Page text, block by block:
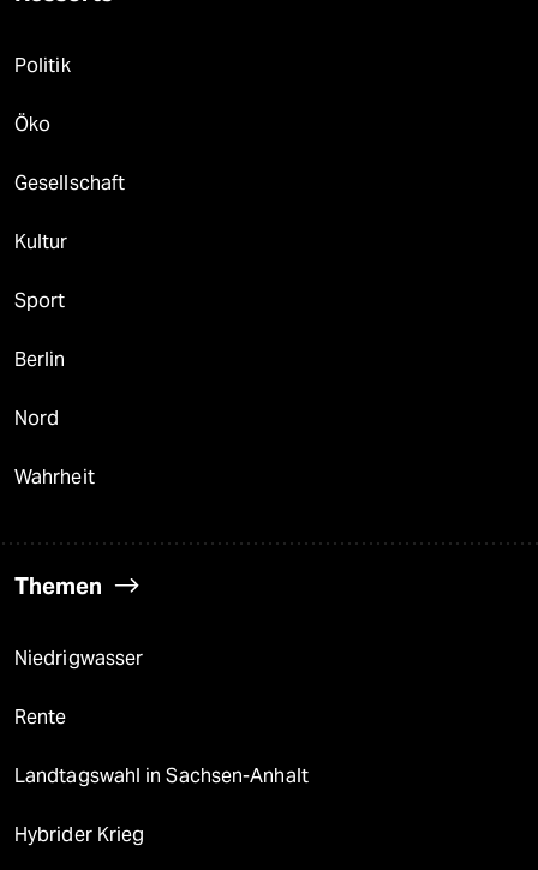
Politik
Öko
Gesellschaft
Kultur
Sport
Berlin
Nord
Wahrheit
Themen
Niedrigwasser
Rente
Landtagswahl in Sachsen-Anhalt
Hybrider Krieg